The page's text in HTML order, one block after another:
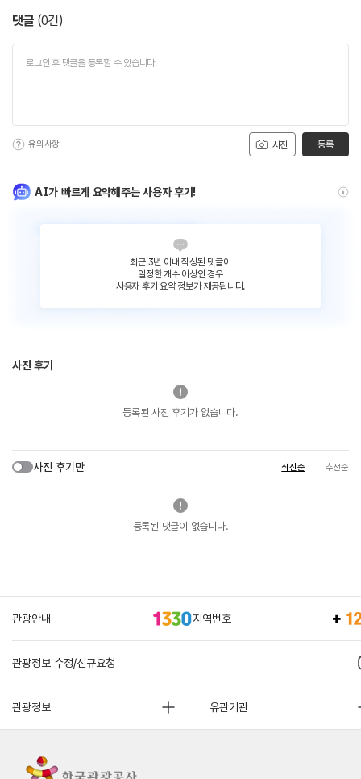
댓글 (0건)
사진
유의사항 등록
AI가 빠르게 요약해주는 사용자 후기!
최근 3년 이내 작성된 댓글이
일정한 개수 이상인 경우
사용자 후기 요약 정보가 제공됩니다.
사진 후기
등록된 사진 후기가 없습니다.
사진 후기만 최신순 추천순
등록된 댓글이 없습니다.
관광안내 지역번호
관광정보 수정/신규요청
관광정보 유관기관